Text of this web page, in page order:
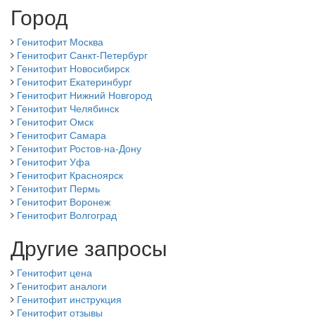
Город
Генитофит Москва
Генитофит Санкт-Петербург
Генитофит Новосибирск
Генитофит Екатеринбург
Генитофит Нижний Новгород
Генитофит Челябинск
Генитофит Омск
Генитофит Самара
Генитофит Ростов-на-Дону
Генитофит Уфа
Генитофит Красноярск
Генитофит Пермь
Генитофит Воронеж
Генитофит Волгоград
Другие запросы
Генитофит цена
Генитофит аналоги
Генитофит инструкция
Генитофит отзывы